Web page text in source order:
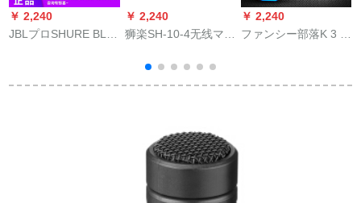
￥ 2,240
JBLプロSHURE BLX
イク会议用のライラ
￥ 2,240
狮楽SH-10-4无线マイ
ていて、ドホーンを
つけたガチークをチ
体+4本のハドマクを
持ちます。
￥ 2,240
ファンシー部落K 3 S
送/チキUSBイートフ